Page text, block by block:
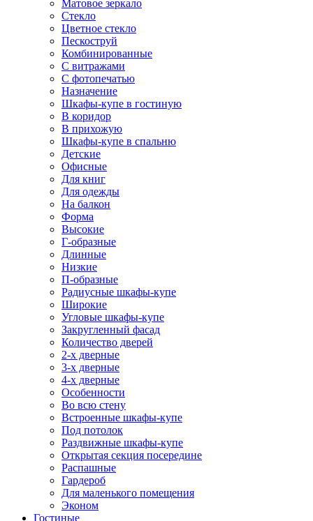
Матовое зеркало
Стекло
Цветное стекло
Пескоструй
Комбинированные
С витражами
С фотопечатью
Назначение
Шкафы-купе в гостиную
В коридор
В прихожую
Шкафы-купе в спальню
Детские
Офисные
Для книг
Для одежды
На балкон
Форма
Высокие
Г-образные
Длинные
Низкие
П-образные
Радиусные шкафы-купе
Широкие
Угловые шкафы-купе
Закругленный фасад
Количество дверей
2-х дверные
3-х дверные
4-х дверные
Особенности
Во всю стену
Встроенные шкафы-купе
Под потолок
Раздвижные шкафы-купе
Открытая секция посередине
Распашные
Гардероб
Для маленького помещения
Эконом
Гостиные